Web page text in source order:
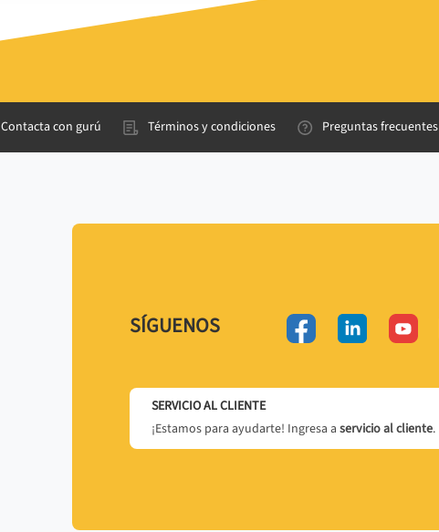
Contacta con gurú Términos y condiciones Preguntas frecuentes
SÍGUENOS
SERVICIO AL CLIENTE
¡Estamos para ayudarte! Ingresa a servicio al cliente.